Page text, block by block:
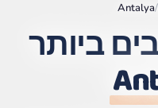
/
Antalya
ביותר